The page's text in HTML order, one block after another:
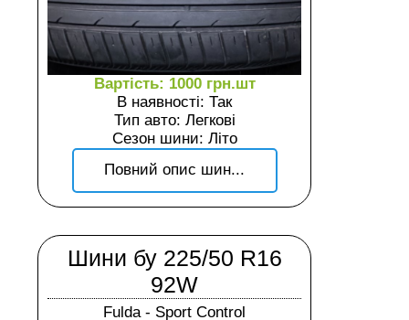
Вартість: 1000 грн.шт
В наявності: Так
Тип авто: Легкові
Сезон шини: Літо
Повний опис шин...
Шини бу 225/50 R16
92W
Fulda - Sport Control